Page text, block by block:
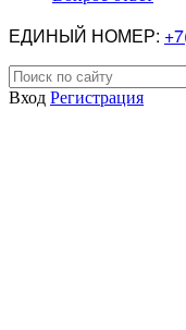
ЕДИНЫЙ НОМЕР:
Вход Регистрация